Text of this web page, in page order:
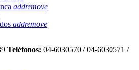
addremove
addremove
Teléfonos: 04-6030570 / 04-6030571 /